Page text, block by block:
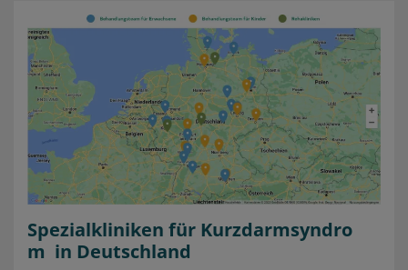
Spezialkliniken für Kurzdarmsyndro
m in Deutschland